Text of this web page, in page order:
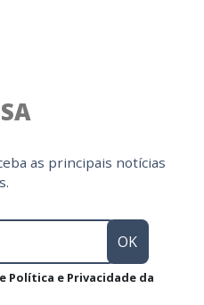
as principais notícias
Política e Privacidade da